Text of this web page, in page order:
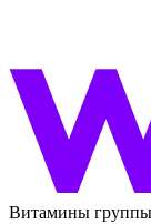
Витамины